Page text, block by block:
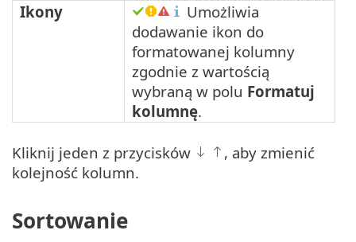
Ikony
Umożliwia
dodawanie ikon do
formatowanej kolumny
zgodnie z wartością
wybraną w polu Formatuj
kolumnę.
Kliknij jeden z przycisków
, aby zmienić
kolejność kolumn.
Sortowanie